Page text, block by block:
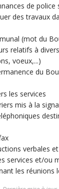
de police
des travaux
(mot du
relatifs à
voeux,...)
du
les services
mis à la
verbales
services et/ou
les réunions